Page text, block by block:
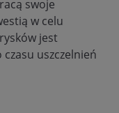
swoje
w celu
jest
uszczelnień